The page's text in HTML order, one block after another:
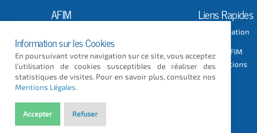
AFIM
75015 PARIS
01 56 56 29 29
afim@afim.asso.fr
Liens Rapides
L'Association
Actus AFIM
Publications
GMAO
Information sur les Cookies
En poursuivant votre navigation sur ce site, vous acceptez
l’utilisation de cookies susceptibles de réaliser des
statistiques de visites. Pour en savoir plus, consultez nos
Mentions Légales.
Accepter Refuser